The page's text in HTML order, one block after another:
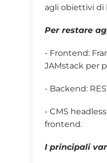
agli obiettivi di
Per restare
- Frontend:
JAMstack per
- Backend:
- CMS
frontend.
I principali